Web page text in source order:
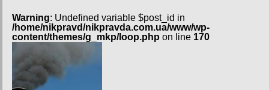
Warning: Undefined variable $post_id in
/home/nikpravd/nikpravda.com.ua/www/wp-
content/themes/g_mkp/loop.php on line 170